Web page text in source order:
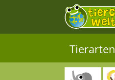
Tierarten